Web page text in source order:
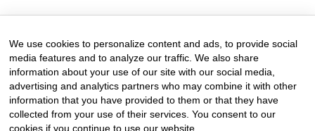
We use cookies to personalize content and ads, to provide social
media features and to analyze our traffic. We also share
information about your use of our site with our social media,
advertising and analytics partners who may combine it with other
information that you have provided to them or that they have
collected from your use of their services. You consent to our
cookies if you continue to use our website.